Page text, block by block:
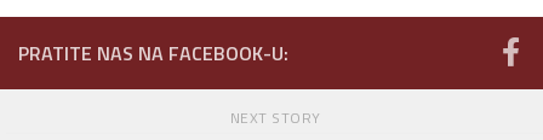
PRATITE NAS NA FACEBOOK-U:
NEXT STORY